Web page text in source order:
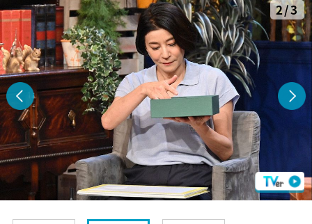
2/3